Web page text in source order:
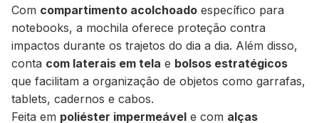
Com compartimento acolchoado específico para
notebooks, a mochila oferece proteção contra
impactos durante os trajetos do dia a dia. Além disso,
conta com laterais em tela e bolsos estratégicos
que facilitam a organização de objetos como garrafas,
tablets, cadernos e cabos.
Feita em poliéster impermeável e com alças